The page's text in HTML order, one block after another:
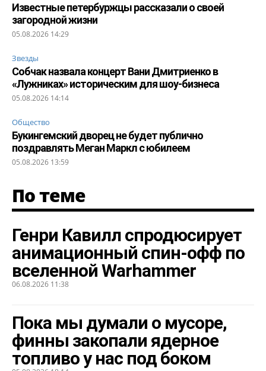
Известные петербуржцы рассказали о своей
загородной жизни
05.08.2026 14:29
Звезды
Собчак назвала концерт Вани Дмитриенко в
«Лужниках» историческим для шоу-бизнеса
05.08.2026 14:14
Общество
Букингемский дворец не будет публично
поздравлять Меган Маркл с юбилеем
05.08.2026 13:59
По теме
Генри Кавилл спродюсирует
анимационный спин-офф по
вселенной Warhammer
06.08.2026 11:38
Пока мы думали о мусоре,
финны закопали ядерное
топливо у нас под боком